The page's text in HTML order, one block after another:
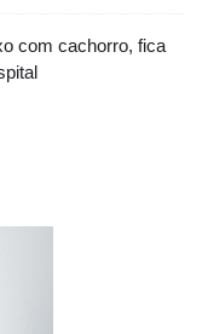
com cachorro, fica